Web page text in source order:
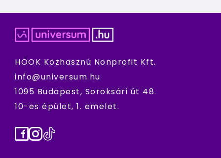
HÖOK Közhasznú Nonprofit Kft.
info@universum.hu
1095 Budapest, Soroksári út 48.
10-es épület, 1. emelet.
Facebook
Instagram
TikTok